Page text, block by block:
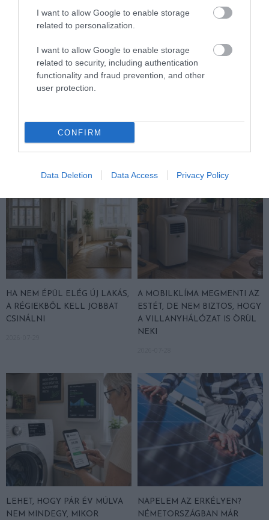
I want to allow Google to enable storage
related to personalization.
I want to allow Google to enable storage
related to security, including authentication
functionality and fraud prevention, and other
user protection.
CONFIRM
Data Deletion Data Access Privacy Policy
NAPELEM MELLÉ
ESTÉRE
2026-08-03
HA NEM ÉPÜL ELÉG ÚJ LAKÁS,
A RÉGIEKBŐL KELL JOBBAT
CSINÁLNI
A MOBILKLÍMA MEGMENTI AZ
ESTÉT, DE NEM BIZTOS, HOGY
A VILLANYHÁLÓZAT IS ÖRÜL
NEKI
LEHET, HOGY PÁR ÉV MÚLVA
NEM MINDEGY, MIKOR
NAPELEM AZ ERKÉLYEN?
NÉMETORSZÁGBAN MÁR